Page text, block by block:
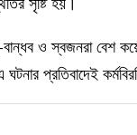
ও স্বজনরা বেশ
প্রতিবাদেই